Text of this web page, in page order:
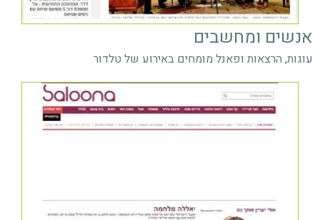
אנשים ומחשבים
עוגות, הרצאות ופאנל מומחים באירוע של טלדור